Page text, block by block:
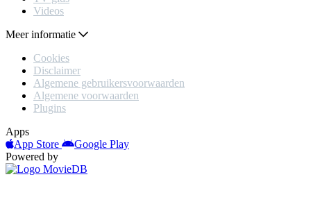
Videos
Meer informatie
Cookies
Disclaimer
Algemene gebruikersvoorwaarden
Algemene voorwaarden
Plugins
Apps
App Store
Google Play
Powered by